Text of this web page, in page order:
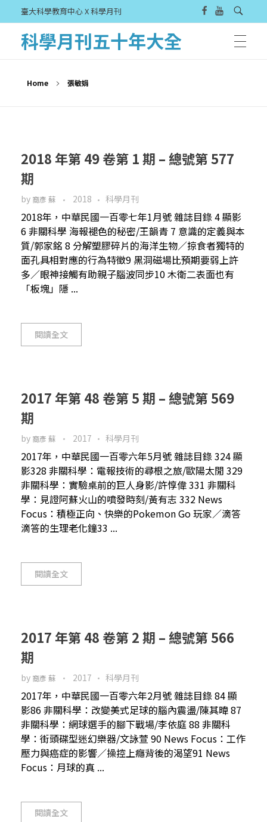
臺大科學教育中心 X 科學月刊
科學月刊五十年大全
Home 張敏娟
2018 年第 49 卷第 1 期 – 總號第 577
期
by 裔彥 蘇 2018 科學月刊
2018年，中華民國一百零七年1月號 雜誌目錄 4 顯影
6 非關科學 海報褪色的秘密/王韻青 7 意識的定義與本
質/郭家銘 8 分解塑膠碎片的海洋生物／掠食者獨特的
面孔具相對應的行為特徵9 黑洞磁場比預期要弱上許
多／眼神接觸有助親子腦波同步10 木衛二表面也有
「板塊」隱 ...
閱讀全文
2017 年第 48 卷第 5 期 – 總號第 569
期
by 裔彥 蘇 2017 科學月刊
2017年，中華民國一百零六年5月號 雜誌目錄 324 顯
影328 非關科學：電報技術的尋根之旅/歐陽太閒 329
非關科學：實驗桌前的巨人身影/許惇偉 331 非關科
學：見證阿蘇火山的噴發時刻/黃有志 332 News
Focus：積極正向、快樂的Pokemon Go 玩家／滴答
滴答的生理老化鐘33 ...
閱讀全文
2017 年第 48 卷第 2 期 – 總號第 566
期
by 裔彥 蘇 2017 科學月刊
2017年，中華民國一百零六年2月號 雜誌目錄 84 顯
影86 非關科學：改變美式足球的腦內震盪/陳其暐 87
非關科學：網球選手的腳下戰場/李依庭 88 非關科
學：街頭碟型迷幻樂器/文詠萱 90 News Focus：工作
壓力與癌症的影響／操控上癮背後的渴望91 News
Focus：月球的真 ...
閱讀全文